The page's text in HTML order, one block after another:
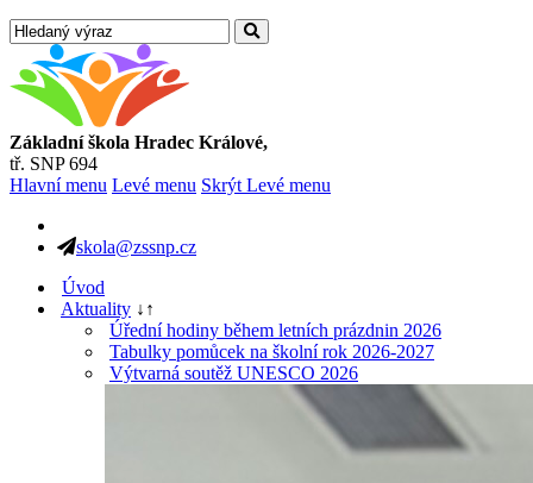
Základní škola Hradec Králové,
tř. SNP 694
Hlavní menu Levé menu Skrýt Levé menu
skola@zssnp.cz
Úvod
Aktuality ↓ ↑
Úřední hodiny během letních prázdnin 2026
Tabulky pomůcek na školní rok 2026-2027
Výtvarná soutěž UNESCO 2026